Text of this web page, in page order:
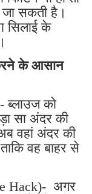
सकती है।
सिलाई के
के आसान
ब्लाउज को
सा अंदर की
वहां अंदर की
वह बाहर से
Hack)- अगर